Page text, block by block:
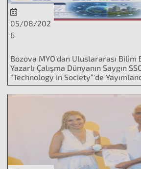
05/08/202
6
Bozova MYO'dan Uluslararası Bilim
Yazarlı Çalışma Dünyanın Saygın
“Technology in Society”'de